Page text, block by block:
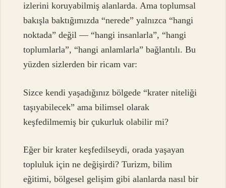
izlerini koruyabilmiş alanlarda. Ama toplumsal
bakışla baktığımızda “nerede” yalnızca “hangi
noktada” değil — “hangi insanlarla”, “hangi
toplumlarla”, “hangi anlamlarla” bağlantılı. Bu
yüzden sizlerden bir ricam var:
Sizce kendi yaşadığınız bölgede “krater niteliği
taşıyabilecek” ama bilimsel olarak
keşfedilmemiş bir çukurluk olabilir mi?
Eğer bir krater keşfedilseydi, orada yaşayan
topluluk için ne değişirdi? Turizm, bilim
eğitimi, bölgesel gelişim gibi alanlarda nasıl bir